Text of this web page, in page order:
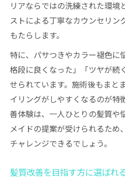
介
髪質改善後の日常ケ
係
メテオカラーならではの
メテオカラーが髪質
艶髪を長く保つメテ
髪質改善と持続力を
うるツヤ髪を目指すなら髪
リアならではの洗練された環境
ストによる丁寧なカウンセリン
もたらします。
特に、パサつきやカラー褪色に
格段に良くなった」「ツヤが続
せられています。施術後もまと
イリングがしやすくなるのが特
善体験は、一人ひとりの髪質や
メイドの提案が受けられるため
チャレンジできるでしょう。
髪質改善を目指す方に選ばれ